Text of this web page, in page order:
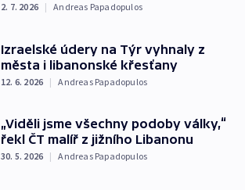
2. 7. 2026 | Andreas Papadopulos
Izraelské údery na Týr vyhnaly z
města i libanonské křesťany
12. 6. 2026 | Andreas Papadopulos
„Viděli jsme všechny podoby války,“
řekl ČT malíř z jižního Libanonu
30. 5. 2026 | Andreas Papadopulos